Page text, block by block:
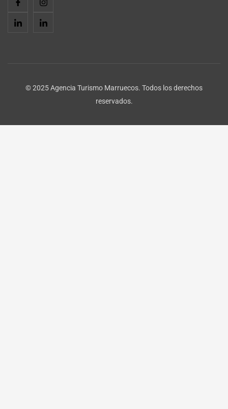
© 2025 Agencia Turismo Marruecos. Todos los derechos
reservados.